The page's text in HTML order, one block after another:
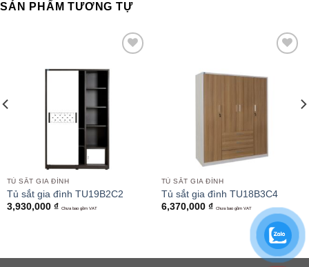
SẢN PHẨM TƯƠNG TỰ
TỦ SẮT GIA ĐÌNH
Tủ sắt gia đình TU19B2C2
3,930,000 ₫ Chưa bao gồm VAT
TỦ SẮT GIA ĐÌNH
Tủ sắt gia đình TU18B3C4
6,370,000 ₫ Chưa bao gồm VAT